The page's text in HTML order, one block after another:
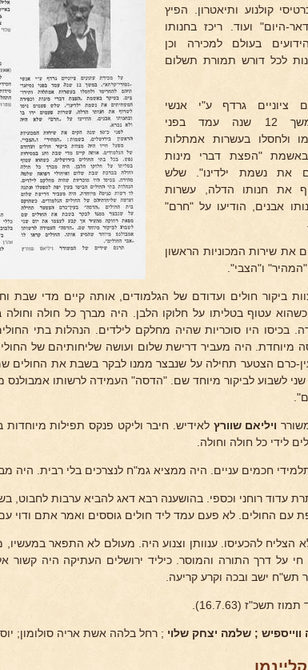
קולנוע ותיאטרון. הפיץ
היום" ועוד. ריכז בחנותו
בעולם למכירה וכן
לכל דורש תמורת תשלום
ציוניים גרדף ע"י אנשי
"נטורי-קרתא". במשך 12 שנה עמד בפני
ולחסלו בעשרות אמתלות
באשמת "הפצת דברי מינות
את נשמת ילדינו". שלש
את חנותו הדלה, עשרות
אבנים, הודיעו על "חרם"
הקים את שירות המכוניות הראשון
ו"הצבי".
ביקור חולים ועדודם של הגלמודים, אותה קיים מדי שבת
כשהוא עטוף בטליתו על חלוקו הלבן. היה מברך כל חולה
בכיסו היו סוכריות שהיה מחלקם לילדים. הנהלות בתי
מיוחדת. היה מעביר דרישת שלום ועושה שליחותיהם של
כרם הצטער תחילה על שנבצר ממנו לבקר בשבת את החולים
לשבוע לביקור מיוחד שם. "הדסה" העמידה לרשותו אמבולנס
ויליאם שוורץ לאידיש. חיבר וליקט פנקס תפילות
לידי כל חולה וחולה.
חכמים עניים. היה ממציא גמ"ח לנצרכים בלי רבית. היה
עדוד רוחני וכספי. בהושענה רבא דאג להביא ערבות לחבוט,
עם החולים. לא פעם עמד ליד חולים גוססים ואמר אתם ודוי
הצליח להכעיסו. ענוותן וצנוע היה. מעולם לא התפאר
חי על דרך התורה והמוסר. כיליד ירושלים העתיקה היה קשור
תש"ח ישב ובכה וקרע קריעה.
תשכ"ז (16.7.63).
; שלמה יצחק שלוי ; רחל בלהה אשת אריה סולומון;